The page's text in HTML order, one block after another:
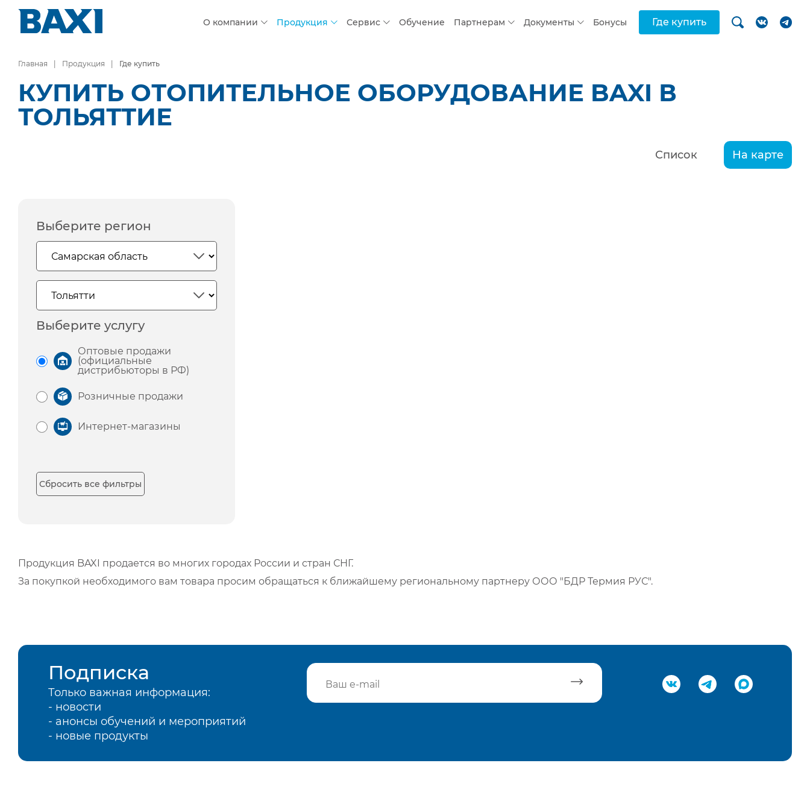
О компании Продукция Сервис Обучение Партнерам Документы Бонусы Где купить
Главная Продукция Где купить
КУПИТЬ ОТОПИТЕЛЬНОЕ ОБОРУДОВАНИЕ BAXI В
ТОЛЬЯТТИЕ
Список На карте
Выберите регион
Выберите услугу
Оптовые продажи
(официальные
дистрибьюторы в РФ)
Розничные продажи
Интернет-магазины
Сбросить все фильтры
Продукция BAXI продается во многих городах России и стран СНГ.
За покупкой необходимого вам товара просим обращаться к ближайшему региональному партнеру ООО "БДР Термия РУС".
Подписка
Только важная информация:
- новости
- анонсы обучений и мероприятий
- новые продукты